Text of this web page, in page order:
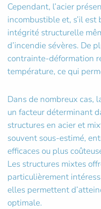
Cependant, l’acier
incombustible et, s’il
intégrité structurelle
d’incendie sévères. De
contrainte-déformation
température, ce qui
Dans de nombreux cas,
un facteur déterminant
structures en acier et
souvent sous-estimé,
efficaces ou plus
Les structures mixtes
particulièrement
elles permettent
optimale.